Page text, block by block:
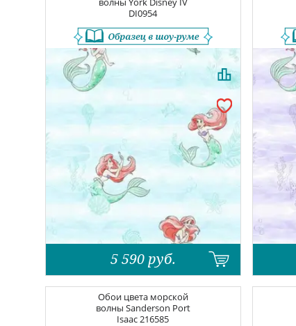
волны York Disney IV
DI0954
5 590 руб.
Обои цвета морской
волны Sanderson Port
Isaac216585